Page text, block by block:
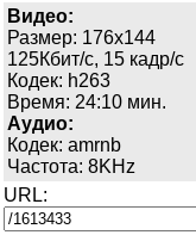
Видео:
Размер: 176x144
125Кбит/с, 15 кадр/с
Кодек: h263
Время: 24:10 мин.
Аудио:
Кодек: amrnb
Частота: 8KHz
URL: